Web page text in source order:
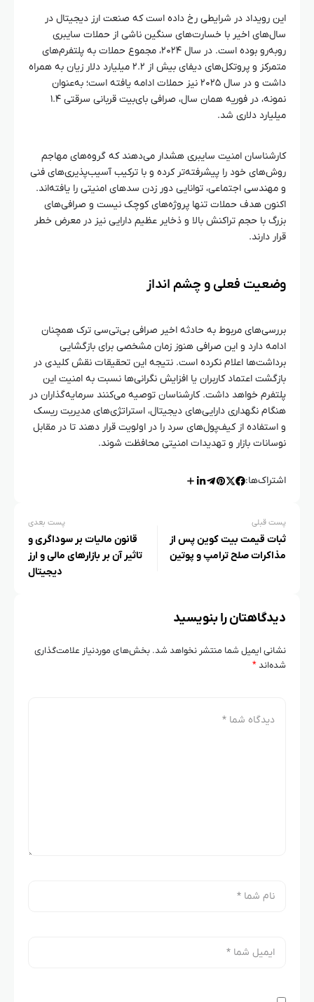
این رویداد در شرایطی رخ داده است که صنعت ارز دیجیتال در
سال‌های اخیر با خسارت‌های سنگین ناشی از حملات سایبری
روبه‌رو بوده است. در سال ۲۰۲۴، مجموع حملات به پلتفرم‌های
متمرکز و پروتکل‌های دیفای بیش از ۲.۲ میلیارد دلار زیان به همراه
داشت و در سال ۲۰۲۵ نیز حملات ادامه یافته است؛ به‌عنوان
نمونه، در فوریه همان سال، صرافی بای‌بیت قربانی سرقتی ۱.۴
میلیارد دلاری شد.
کارشناسان امنیت سایبری هشدار می‌دهند که گروه‌های مهاجم
روش‌های خود را پیشرفته‌تر کرده و با ترکیب آسیب‌پذیری‌های فنی
و مهندسی اجتماعی، توانایی دور زدن سدهای امنیتی را یافته‌اند.
اکنون هدف حملات تنها پروژه‌های کوچک نیست و صرافی‌های
بزرگ با حجم تراکنش بالا و ذخایر عظیم دارایی نیز در معرض خطر
قرار دارند.
وضعیت فعلی و چشم‌ انداز
بررسی‌های مربوط به حادثه اخیر صرافی بی‌تی‌سی ترک همچنان
ادامه دارد و این صرافی هنوز زمان مشخصی برای بازگشایی
برداشت‌ها اعلام نکرده است. نتیجه این تحقیقات نقش کلیدی در
بازگشت اعتماد کاربران یا افزایش نگرانی‌ها نسبت به امنیت این
پلتفرم خواهد داشت. کارشناسان توصیه می‌کنند سرمایه‌گذاران در
هنگام نگهداری دارایی‌های دیجیتال، استراتژی‌های مدیریت ریسک
و استفاده از کیف‌پول‌های سرد را در اولویت قرار دهند تا در مقابل
نوسانات بازار و تهدیدات امنیتی محافظت شوند.
اشتراک‌ها:
پست قبلی
ثبات قیمت بیت کوین پس از
مذاکرات صلح ترامپ و پوتین
پست بعدی
قانون مالیات بر سوداگری و
تاثیر آن بر بازارهای مالی و ارز
دیجیتال
دیدگاهتان را بنویسید
نشانی ایمیل شما منتشر نخواهد شد. بخش‌های موردنیاز علامت‌گذاری
شده‌اند*